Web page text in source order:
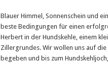
Blauer Himmel, Sonnenschein und
beste Bedingungen für einen
Herbert in der Hundskehle, einem
Zillergrundes. Wir wollen uns auf
begeben und bis zum